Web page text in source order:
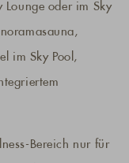
Lounge oder im Sky
im Sky Pool,
Bereich nur für